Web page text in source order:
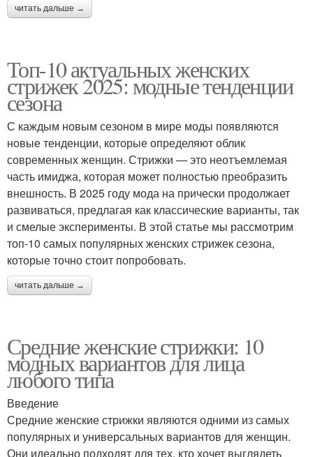
читать дальше →
Топ-10 актуальных женских
стрижек 2025: модные тенденции
сезона
С каждым новым сезоном в мире моды появляются
новые тенденции, которые определяют облик
современных женщин. Стрижки — это неотъемлемая
часть имиджа, которая может полностью преобразить
внешность. В 2025 году мода на прически продолжает
развиваться, предлагая как классические варианты, так
и смелые эксперименты. В этой статье мы рассмотрим
топ-10 самых популярных женских стрижек сезона,
которые точно стоит попробовать.
читать дальше →
Средние женские стрижки: 10
модных вариантов для лица
любого типа
Введение
Средние женские стрижки являются одними из самых
популярных и универсальных вариантов для женщин.
Они идеально подходят для тех, кто хочет выглядеть